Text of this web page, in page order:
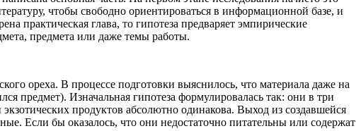
чтобы свободно ориентироваться в информационной базе, и
практическая глава, то гипотеза предваряет эмпирические
предмета или даже темы работы.
ореха. В процессе подготовки выяснилось, что материала даже на
предмет). Изначальная гипотеза формулировалась так: они в три
продуктов абсолютно одинакова. Выход из создавшейся
Если бы оказалось, что они недостаточно питательны или содержат